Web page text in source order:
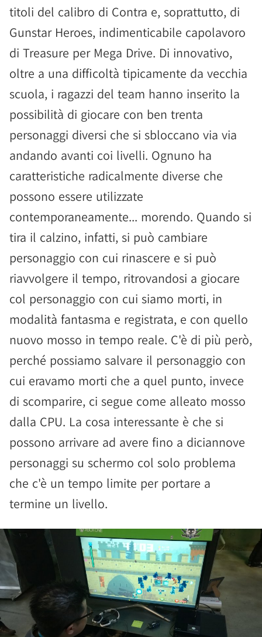
titoli del calibro di Contra e, soprattutto, di
Gunstar Heroes, indimenticabile capolavoro
di Treasure per Mega Drive. Di innovativo,
oltre a una difficoltà tipicamente da vecchia
scuola, i ragazzi del team hanno inserito la
possibilità di giocare con ben trenta
personaggi diversi che si sbloccano via via
andando avanti coi livelli. Ognuno ha
caratteristiche radicalmente diverse che
possono essere utilizzate
contemporaneamente... morendo. Quando si
tira il calzino, infatti, si può cambiare
personaggio con cui rinascere e si può
riavvolgere il tempo, ritrovandosi a giocare
col personaggio con cui siamo morti, in
modalità fantasma e registrata, e con quello
nuovo mosso in tempo reale. C'è di più però,
perché possiamo salvare il personaggio con
cui eravamo morti che a quel punto, invece
di scomparire, ci segue come alleato mosso
dalla CPU. La cosa interessante è che si
possono arrivare ad avere fino a diciannove
personaggi su schermo col solo problema
che c'è un tempo limite per portare a
termine un livello.